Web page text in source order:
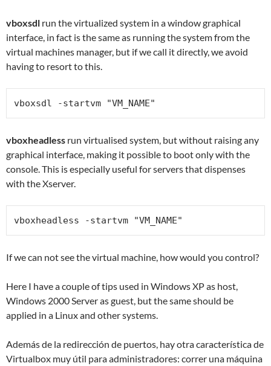
vboxsdl run the virtualized system in a window graphical
interface, in fact is the same as running the system from the
virtual machines manager, but if we call it directly, we avoid
having to resort to this.
vboxsdl -startvm "VM_NAME"
vboxheadless run virtualised system, but without raising any
graphical interface, making it possible to boot only with the
console. This is especially useful for servers that dispenses
with the Xserver.
vboxheadless -startvm "VM_NAME"
If we can not see the virtual machine, how would you control?
Here I have a couple of tips used in Windows XP as host,
Windows 2000 Server as guest, but the same should be
applied in a Linux and other systems.
Además de la redirección de puertos, hay otra característica de
Virtualbox muy útil para administradores: correr una máquina